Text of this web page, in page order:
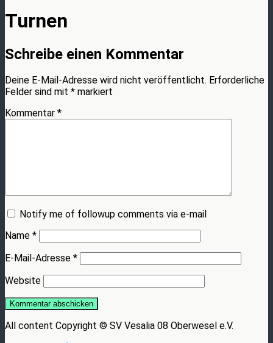
Turnen
Schreibe einen Kommentar
Deine E-Mail-Adresse wird nicht veröffentlicht. Erforderliche
Felder sind mit * markiert
Kommentar *
Notify me of followup comments via e-mail
Name *
E-Mail-Adresse *
Website
All content Copyright © SV Vesalia 08 Oberwesel e.V.